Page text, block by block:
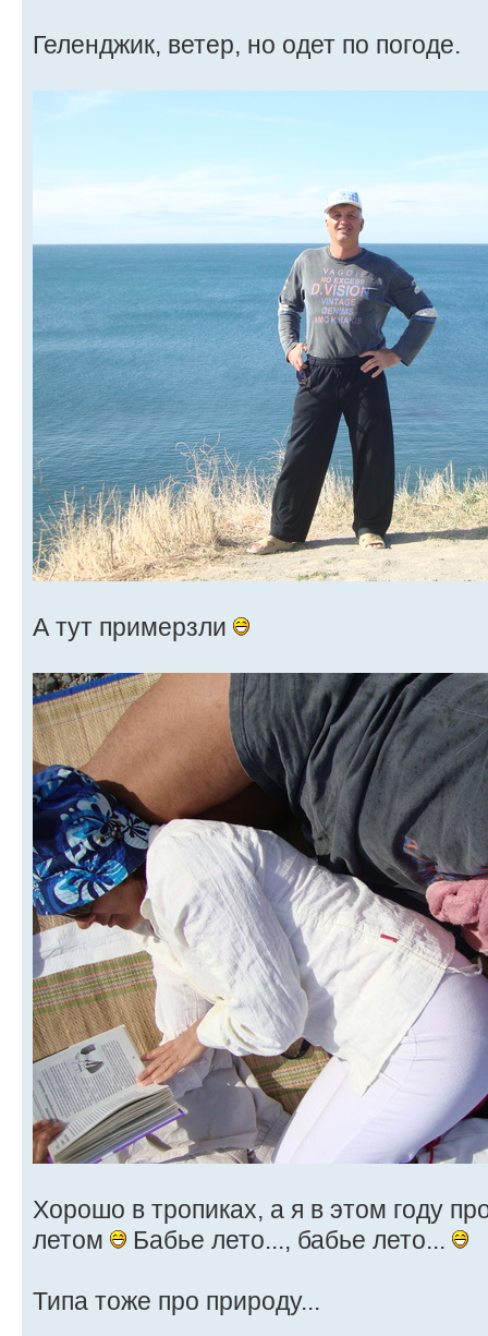
Геленджик, ветер, но одет по погоде.
А тут примерзли
Хорошо в тропиках, а я в этом году
летом
Бабье лето..., бабье лето...
Типа тоже про природу...